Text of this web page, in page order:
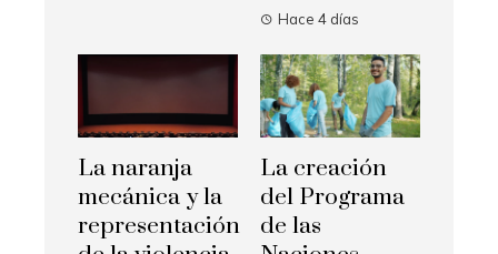
Hace 4 días
La naranja
mecánica y la
representación
La creación
del Programa
de las